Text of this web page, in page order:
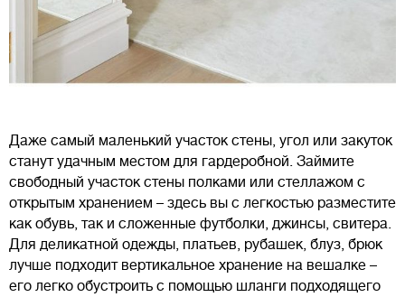
Даже самый маленький участок стены, угол или закуток
станут удачным местом для гардеробной. Займите
свободный участок стены полками или стеллажом с
открытым хранением – здесь вы с легкостью разместите
как обувь, так и сложенные футболки, джинсы, свитера.
Для деликатной одежды, платьев, рубашек, блуз, брюк
лучше подходит вертикальное хранение на вешалке –
его легко обустроить с помощью шланги подходящего